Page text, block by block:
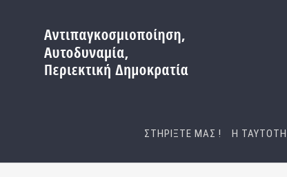
περιεχόμενο
ΣΤΗΡΙΞΤΕ ΜΑΣ ! Η